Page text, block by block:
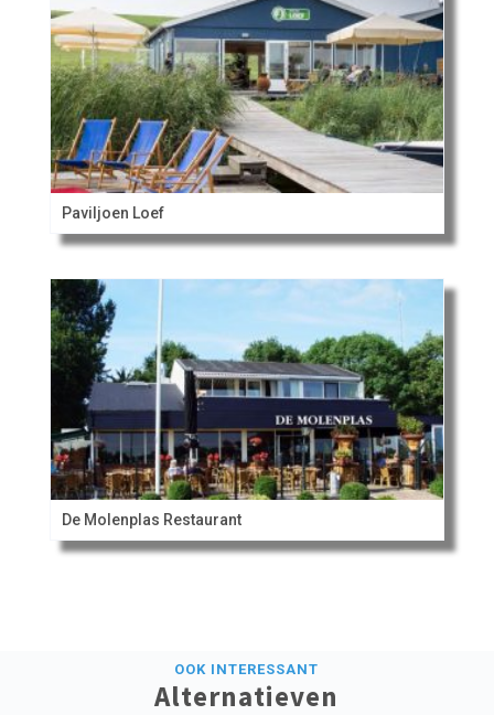
Paviljoen Loef
De Molenplas Restaurant
OOK INTERESSANT
Alternatieven